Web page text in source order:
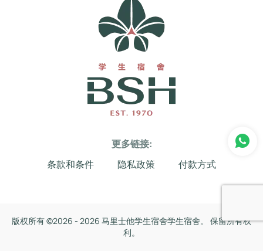
更多链接:
条款和条件 隐私政策 付款方式
版权所有 ©2026 - 2026 马里士他学生宿舍学生宿舍。 保留所有权
利。